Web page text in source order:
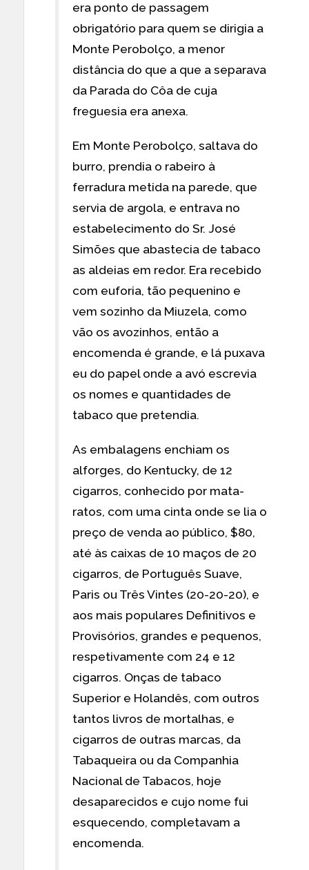
era ponto de passagem
obrigatório para quem se dirigia a
Monte Perobolço, a menor
distância do que a que a separava
da Parada do Côa de cuja
freguesia era anexa.
Em Monte Perobolço, saltava do
burro, prendia o rabeiro à
ferradura metida na parede, que
servia de argola, e entrava no
estabelecimento do Sr. José
Simões que abastecia de tabaco
as aldeias em redor. Era recebido
com euforia, tão pequenino e
vem sozinho da Miuzela, como
vão os avozinhos, então a
encomenda é grande, e lá puxava
eu do papel onde a avó escrevia
os nomes e quantidades de
tabaco que pretendia.
As embalagens enchiam os
alforges, do Kentucky, de 12
cigarros, conhecido por mata-
ratos, com uma cinta onde se lia o
preço de venda ao público, $80,
até às caixas de 10 maços de 20
cigarros, de Português Suave,
Paris ou Três Vintes (20-20-20), e
aos mais populares Definitivos e
Provisórios, grandes e pequenos,
respetivamente com 24 e 12
cigarros. Onças de tabaco
Superior e Holandês, com outros
tantos livros de mortalhas, e
cigarros de outras marcas, da
Tabaqueira ou da Companhia
Nacional de Tabacos, hoje
desaparecidos e cujo nome fui
esquecendo, completavam a
encomenda.